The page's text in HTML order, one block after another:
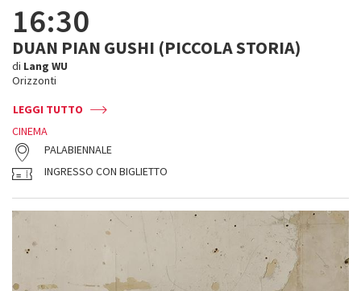
16:30
DUAN PIAN GUSHI (PICCOLA STORIA)
di Lang WU
Orizzonti
LEGGI TUTTO
CINEMA
PALABIENNALE
INGRESSO CON BIGLIETTO